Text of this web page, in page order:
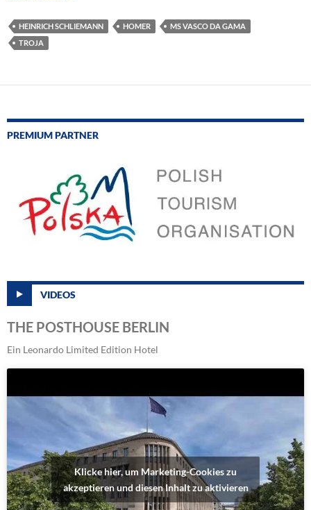
HEINRICH SCHLIEMANN HOMER
MS VASCO DA GAMA
TROJA
PREMIUM PARTNER
VIDEOS
THE POSTHOUSE BERLIN
Ein Leonardo Limited Edition Hotel
Klicke hier, um Marketing-Cookies zu
akzeptieren und diesen Inhalt zu aktivieren